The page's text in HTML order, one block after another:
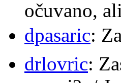
očuvano,
dpasaric:
drlovric: